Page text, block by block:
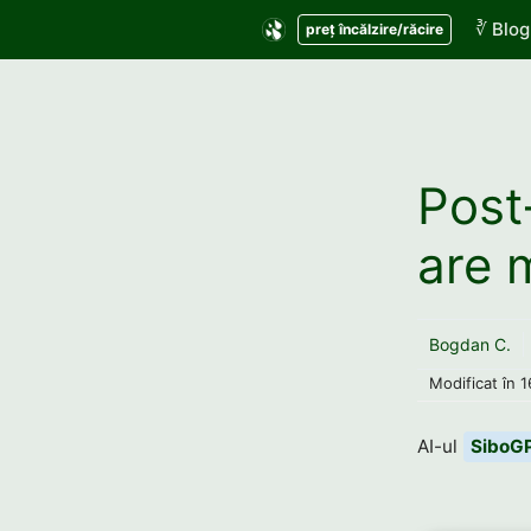
preț încălzire/răcire ∛ Blog
are
Bogdan C.
Modificat în
AI-ul